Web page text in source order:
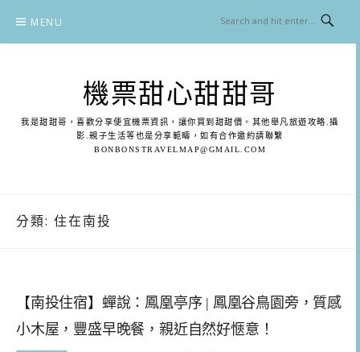
content
MENU
機票甜心甜甜哥
我是甜甜哥，喜歡分享便宜機票資訊，讓你買到甜甜價。其他舉凡旅遊攻略.攝
影.親子生活等也是分享範疇，如有合作邀約請聯繫
BONBONSTRAVELMAP@GMAIL.COM
分類: 住在南投
【南投住宿】蟬說：鳳凰亭序 | 鳳凰谷鳥園旁，質感
小木屋，豐盛早晚餐，親近自然好愜意！